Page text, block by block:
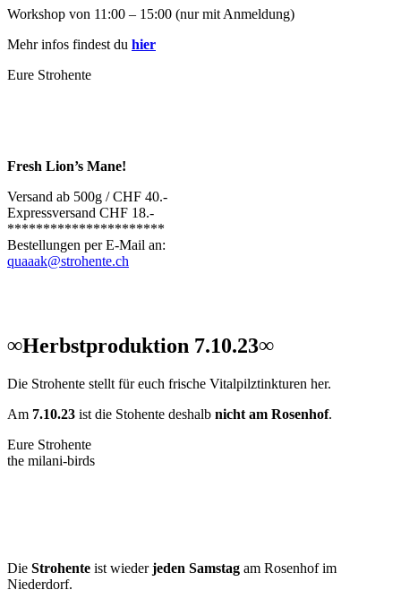
Workshop von 11:00 – 15:00 (nur mit Anmeldung)
Mehr infos findest du hier
Eure Strohente
Fresh Lion’s Mane!
Versand ab 500g / CHF 40.-
Expressversand CHF 18.-
**********************
Bestellungen per E-Mail an:
quaaak@strohente.ch
∞Herbstproduktion 7.10.23∞
Die Strohente stellt für euch frische Vitalpilztinkturen her.
Am 7.10.23 ist die Stohente deshalb nicht am Rosenhof.
Eure Strohente
the milani-birds
Die Strohente ist wiederjeden Samstag am Rosenhof im
Niederdorf.